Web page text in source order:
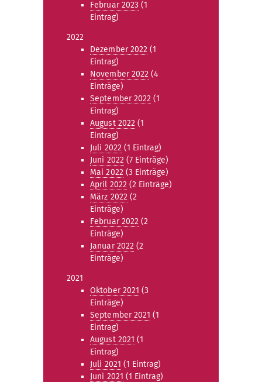
Februar 2023 (1
Eintrag)
2022
Dezember 2022 (1
Eintrag)
November 2022 (4
Einträge)
September 2022 (1
Eintrag)
August 2022 (1
Eintrag)
Juli 2022 (1 Eintrag)
Juni 2022 (7 Einträge)
Mai 2022 (3 Einträge)
April 2022 (2 Einträge)
März 2022 (2
Einträge)
Februar 2022 (2
Einträge)
Januar 2022 (2
Einträge)
2021
Oktober 2021 (3
Einträge)
September 2021 (1
Eintrag)
August 2021 (1
Eintrag)
Juli 2021 (1 Eintrag)
Juni 2021 (1 Eintrag)